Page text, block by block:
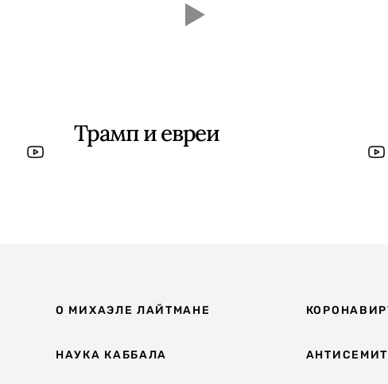
Трамп и евреи
О МИХАЭЛЕ ЛАЙТМАНЕ
НАУКА КАББАЛА